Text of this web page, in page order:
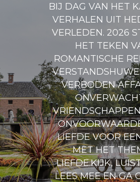
BIJ DAG VAN HET
VERHALEN UIT
VERLEDEN. 2026
HET TEKEN
ROMANTISCHE
VERBODEN
LIEFDE VOOR
MET HET
LIEFDE.KIJK,
LEES MEE EN GA